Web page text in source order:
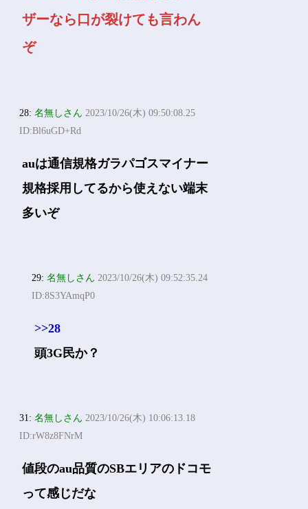
ザーなら口が裂けても言わん
ぞ
28:名無しさん 2023/10/26(木) 09:50:08.25
ID:Bl6uGD+Rd
auは通信規格ガラパゴスマイナー
規格採用してるから使えない端末
多いぞ
29:名無しさん 2023/10/26(木) 09:52:35.24
ID:8S3YAmqP0
>>28
頭3G民か？
31:名無しさん 2023/10/26(木) 10:06:13.18
ID:rW8z8FNrM
値段のau品質のSBエリアのドコモ
って感じだな